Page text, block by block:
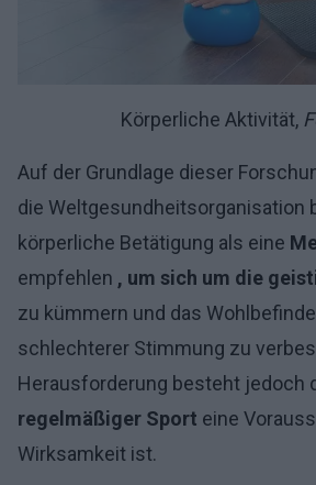
Körperliche Aktivität,
Auf der Grundlage dieser
die Weltgesundheitsorganisation
körperliche Betätigung als eine
empfehlen , um sich um die
zu kümmern und das
schlechterer Stimmung zu
Herausforderung besteht jedoch
regelmäßiger Sport eine
Wirksamkeit ist.